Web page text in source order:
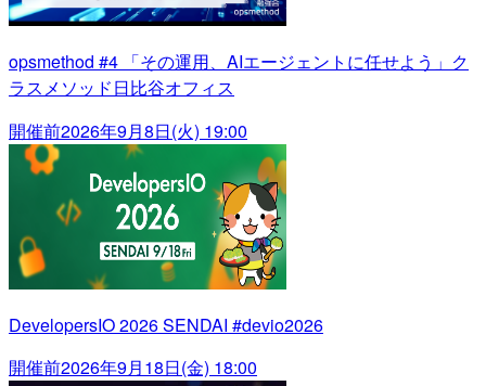
opsmethod #4 「その運用、AIエージェントに任せよう」ク
ラスメソッド日比谷オフィス
開催前2026年9月8日(火) 19:00
DevelopersIO 2026 SENDAI #devio2026
開催前2026年9月18日(金) 18:00